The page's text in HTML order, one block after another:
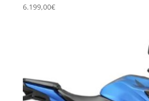
6.199,00€